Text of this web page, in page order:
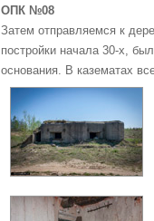
ОПК №08
Затем отправляемся к
постройки начала 30-х,
основания. В казематах